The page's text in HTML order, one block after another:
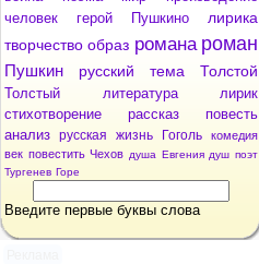
человек
герой Пушкино
лирика
творчество образ романа роман
Пушкин русский тема Толстой
Толстый литература
лирик
стихотворение
рассказ
повесть
анализ русская жизнь Гоголь
комедия
век повестить Чехов душа Евгения душ поэт
Тургенев Горе
Введите первые буквы слова